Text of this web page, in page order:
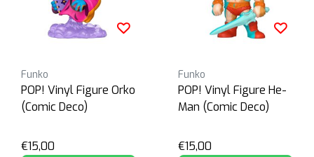
Funko
POP! Vinyl Figure Orko
(Comic Deco)
€15,00
Funko
POP! Vinyl Figure He-
Man (Comic Deco)
€15,00